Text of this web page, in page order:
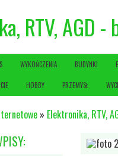
RTV, AGD
WYKOŃCZENIA BUDYNKI
HOBBY PRZEMYSŁ
» Elektronika, RTV,